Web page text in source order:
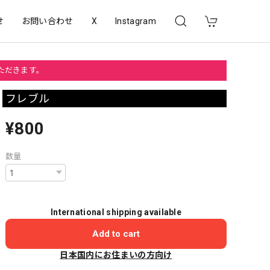
お問い合わせ X Instagram
きます。
フレブル
¥800
数量
International shipping available
Add to cart
日本国内にお住まいの方向け